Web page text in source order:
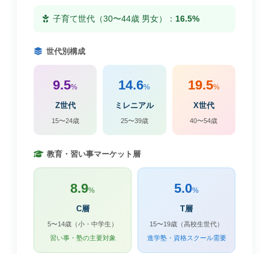
子育て世代（30〜44歳 男女）： 16.5%
世代別構成
9.5%
Z世代
15〜24歳
14.6%
ミレニアル
25〜39歳
19.5%
X世代
40〜54歳
教育・習い事マーケット層
8.9%
C層
5〜14歳（小・中学生）
習い事・塾の主要対象
5.0%
T層
15〜19歳（高校生世代）
進学塾・資格スクール需要